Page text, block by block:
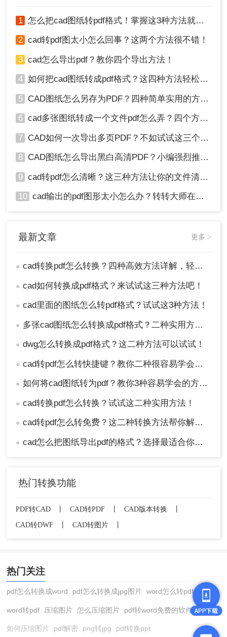
1 怎么把cad图纸转pdf格式！掌握这3种方法就可以
2 cad转pdf图太小怎么回事？这两个方法很不错！
3 cad怎么导出pdf？教你四个导出方法！
4 如何把cad图纸转成pdf格式？这四种方法轻松转换！
5 CAD图纸怎么另存为PDF？四种简单实用的方法推荐
6 cad多张图纸转成一个文件pdf怎么弄？四个方法帮你搞定！
7 CAD如何一次导出多页PDF？不如试试这三个方法！
8 CAD图纸怎么导出黑白高清PDF？小编强烈推荐这三种方法！
9 cad转pdf怎么清晰？这三种方法让你的文件清晰无比！
10 cad输出的pdf图形太小怎么办？转转大师在线搞定
最新文章 更多 >
● cad转换pdf怎么转换？四种高效方法详解，轻松搞定格式转换！
● cad如何转换成pdf格式？来试试这三种方法吧！
● cad里面的图纸怎么转pdf格式？试试这3种方法！
● 多张cad图纸怎么转换成pdf格式？二种实用方法详解！
● dwg怎么转换成pdf格式？这二种方法可以试试！
● cad转pdf怎么转快捷键？教你二种很容易学会的方法！
● 如何将cad图纸转为pdf？教你3种容易学会的方法!
● cad转换pdf怎么转换？试试这二种实用方法！
● cad转pdf怎么转免费？这二种转换方法帮你解决！
● cad怎么把图纸导出pdf的格式？选择最适合你的高效方法！
热门转换功能
PDF转CAD 丨 CAD转PDF 丨 CAD版本转换
丨
CAD转DWF
丨 CAD转图片 丨
热门关注
pdf怎么转换成word pdf怎么转换成jpg图片 word怎么转pdf
word转pdf 压缩图片 怎么压缩图片 pdf转word免费的软件
如何压缩图片 pdf解密 png转jpg pdf转换ppt